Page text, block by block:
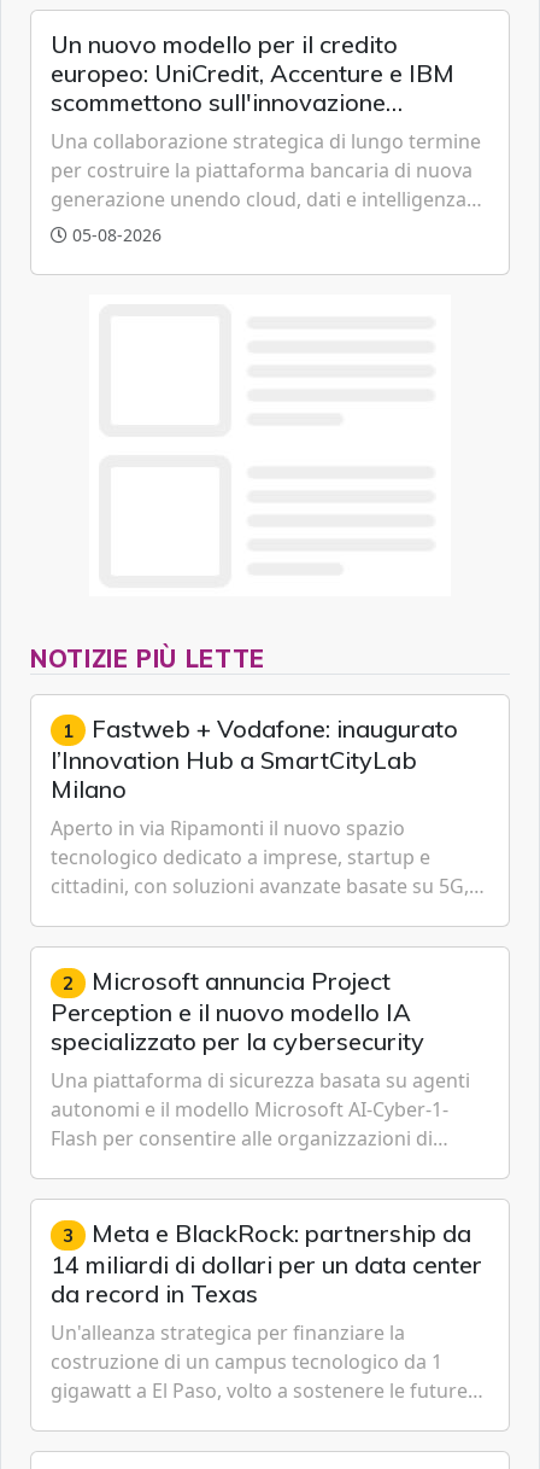
Un nuovo modello per il credito
europeo: UniCredit, Accenture e IBM
scommettono sull'innovazione
tecnologica
Una collaborazione strategica di lungo termine
per costruire la piattaforma bancaria di nuova
generazione unendo cloud, dati e intelligenza
artificiale.
05-08-2026
NOTIZIE PIÙ LETTE
1 Fastweb + Vodafone: inaugurato
l’Innovation Hub a SmartCityLab
Milano
Aperto in via Ripamonti il nuovo spazio
tecnologico dedicato a imprese, startup e
cittadini, con soluzioni avanzate basate su 5G,
Cybersecurity.
2 Microsoft annuncia Project
Perception e il nuovo modello IA
specializzato per la cybersecurity
Una piattaforma di sicurezza basata su agenti
autonomi e il modello Microsoft AI-Cyber-1-
Flash per consentire alle organizzazioni di
gestione continua del rischio.
3 Meta e BlackRock: partnership da
14 miliardi di dollari per un data center
da record in Texas
Un'alleanza strategica per finanziare la
costruzione di un campus tecnologico da 1
gigawatt a El Paso, volto a sostenere le future
artificiale dell'azienda di Mark Zuckerberg.